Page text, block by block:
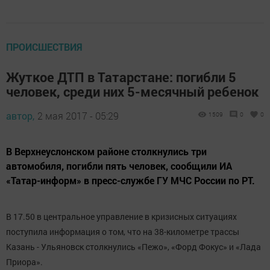
ПРОИСШЕСТВИЯ
Жуткое ДТП в Татарстане: погибли 5
человек, среди них 5-месячный ребенок
автор, 2 мая 2017 - 05:29 1509 0 0
В Верхнеуслонском районе столкнулись три
автомобиля, погибли пять человек, сообщили ИА
«Татар-информ» в пресс-службе ГУ МЧС России по РТ.
В 17.50 в центральное управление в кризисных ситуациях
поступила информация о том, что на 38-километре трассы
Казань - Ульяновск столкнулись «Пежо», «Форд Фокус» и «Лада
Приора».